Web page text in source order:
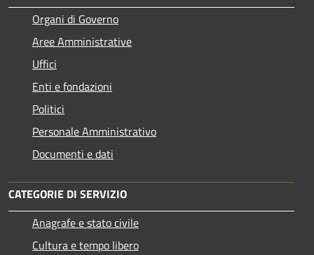
Organi di Governo
Aree Amministrative
Uffici
Enti e fondazioni
Politici
Personale Amministrativo
Documenti e dati
CATEGORIE DI SERVIZIO
Anagrafe e stato civile
Cultura e tempo libero